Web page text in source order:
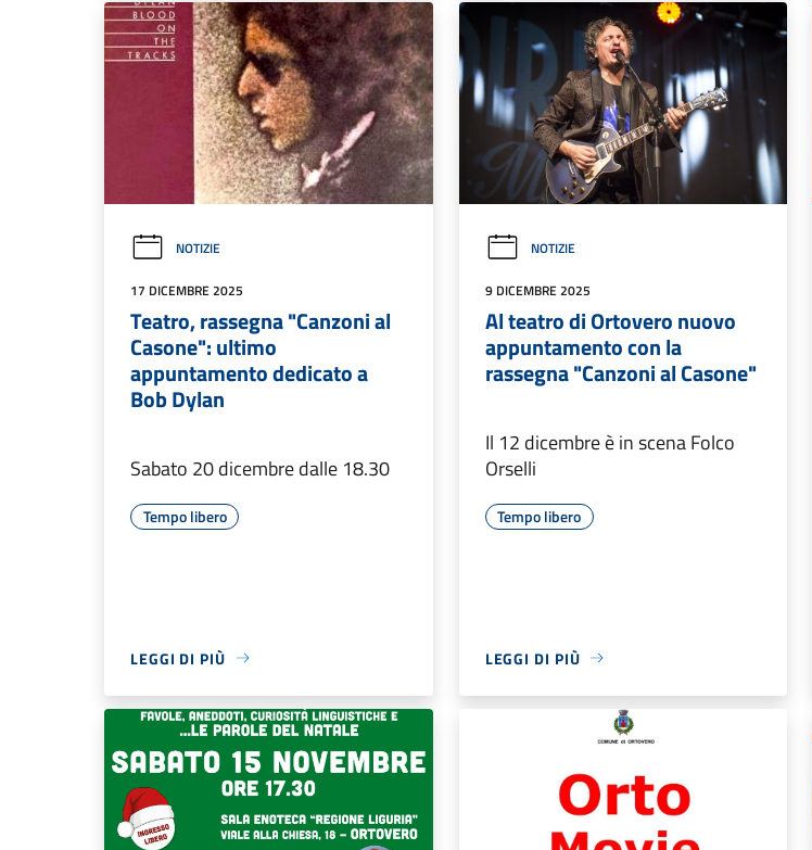
NOTIZIE
17 DICEMBRE 2025
Teatro, rassegna "Canzoni al
Casone": ultimo
appuntamento dedicato a
Bob Dylan
Sabato 20 dicembre dalle 18.30
Tempo libero
LEGGI DI PIÙ
NOTIZIE
9 DICEMBRE 2025
Al teatro di Ortovero nuovo
appuntamento con la
rassegna "Canzoni al Casone"
Il 12 dicembre è in scena Folco
Orselli
Tempo libero
LEGGI DI PIÙ